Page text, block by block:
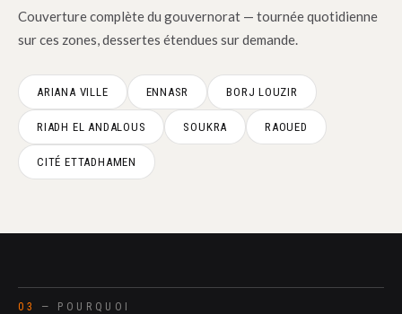
Couverture complète du gouvernorat — tournée quotidienne
sur ces zones, dessertes étendues sur demande.
ARIANA VILLE ENNASR BORJ LOUZIR
RIADH EL ANDALOUS SOUKRA RAOUED
CITÉ ETTADHAMEN
03 — POURQUOI